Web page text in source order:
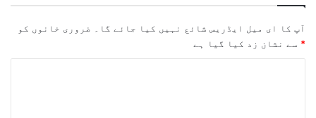
آپ کا ای میل ایڈریس شائع نہیں کیا جائے گا۔
ضروری خانوں کو
* سے نشان زد کیا گیا ہے